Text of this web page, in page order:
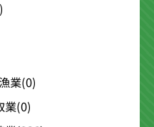
漁業(0)
業(0)